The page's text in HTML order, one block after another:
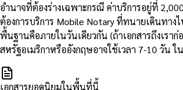
อำนาจที่ต้องร่างเฉพาะกรณี ค่าบริการอยู่ที่
ต้องการบริการ Mobile Notary ที่ทนายเดินทา
พื้นฐานคือภายในวันเดียวกัน (ถ้าเอกสารถึงเร
สหรัฐอเมริกาหรืออังกฤษอาจใช้เวลา 7-10 วั
เอกสารยอดนิยมในพื้นที่นี้